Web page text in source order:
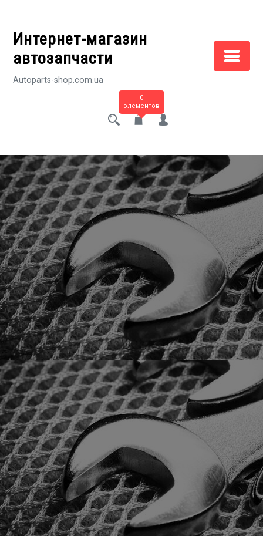
содержимому
Интернет-магазин
автозапчасти
Autoparts-shop.com.ua
0
элементов